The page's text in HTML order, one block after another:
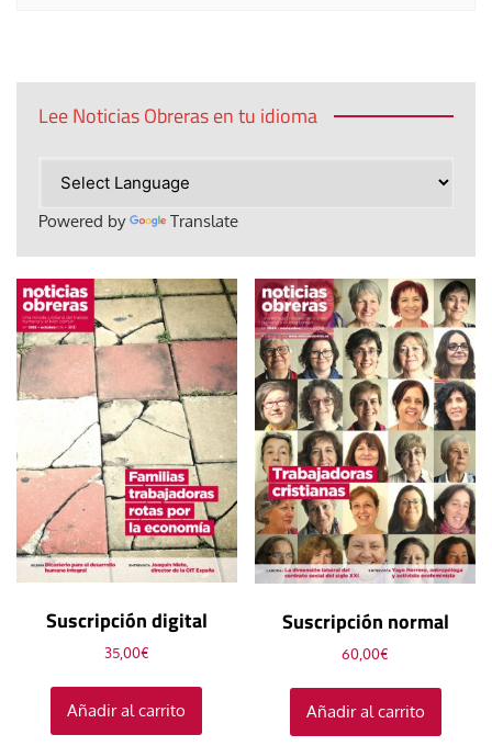
Lee Noticias Obreras en tu idioma
Powered by Translate
Suscripción digital
35,00€
Añadir al carrito
Suscripción normal
60,00€
Añadir al carrito